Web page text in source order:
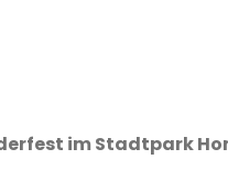
im Stadtpark